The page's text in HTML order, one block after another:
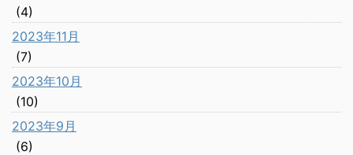
(4)
2023年11月
(7)
2023年10月
(10)
2023年9月
(6)